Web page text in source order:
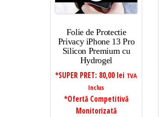
Folie de Protectie
Privacy iPhone 13 Pro
Silicon Premium cu
Hydrogel
*SUPER PRET: 80,00 lei TVA
Inclus
*Ofertă Competitivă
Monitorizată